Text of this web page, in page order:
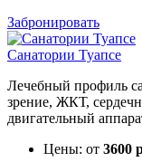
Забронировать
Санатории Туапсе
Лечебный профиль
зрение, ЖКТ,
двигательный
Цены: от 3600